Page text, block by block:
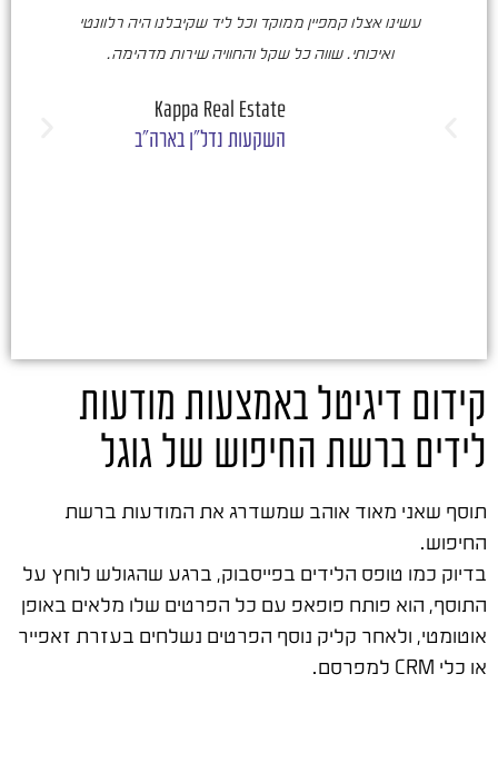
עשינו אצלו קמפיין ממוקד וכל ליד שקיבלנו היה רלוונטי
ואיכותי. שווה כל שקל והחוויה שירות מדהימה.
Kappa Real Estate
השקעות נדל"ן בארה"ב
קידום דיגיטל באמצעות מודעות
לידים ברשת החיפוש של גוגל
תוסף שאני מאוד אוהב שמשדרג את המודעות ברשת
החיפוש.
בדיוק כמו טופס הלידים בפייסבוק, ברגע שהגולש לוחץ על
התוסף, הוא פותח פופאפ עם כל הפרטים שלו מלאים באופן
אוטומטי, ולאחר קליק נוסף הפרטים נשלחים בעזרת זאפייר
או כלי CRM למפרסם.